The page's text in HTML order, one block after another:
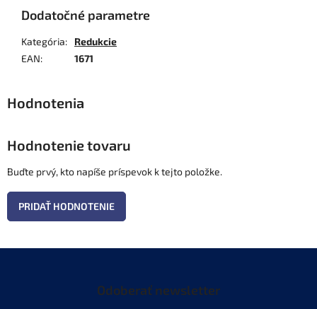
Dodatočné parametre
Kategória:
Redukcie
EAN: 1671
Hodnotenie tovaru
Buďte prvý, kto napíše príspevok k tejto položke.
PRIDAŤ HODNOTENIE
Odoberať newsletter